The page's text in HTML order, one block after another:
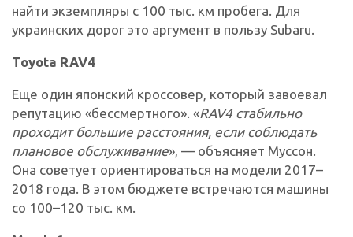
найти экземпляры с 100 тыс. км пробега. Для
украинских дорог это аргумент в пользу Subaru.
Toyota RAV4
Еще один японский кроссовер, который завоевал
репутацию «бессмертного». «RAV4 стабильно
проходит большие расстояния, если соблюдать
плановое обслуживание», — объясняет Муссон.
Она советует ориентироваться на модели 2017–
2018 года. В этом бюджете встречаются машины
со 100–120 тыс. км.